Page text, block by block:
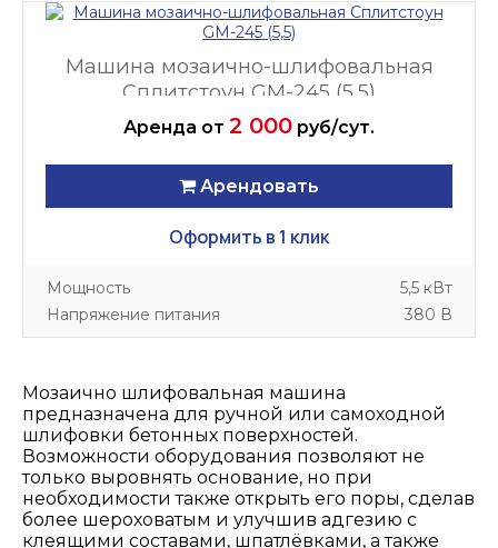
Машина мозаично-шлифовальная
Сплитстоун GM-245 (5,5)
Аренда от 2 000 руб/сут.
Арендовать
Оформить в 1 клик
Мощность
5,5 кВт
Напряжение питания
380 В
Мозаично шлифовальная машина
предназначена для ручной или самоходной
шлифовки бетонных поверхностей.
Возможности оборудования позволяют не
только выровнять основание, но при
необходимости также открыть его поры, сделав
более шероховатым и улучшив адгезию с
клеящими составами, шпатлёвками, а также